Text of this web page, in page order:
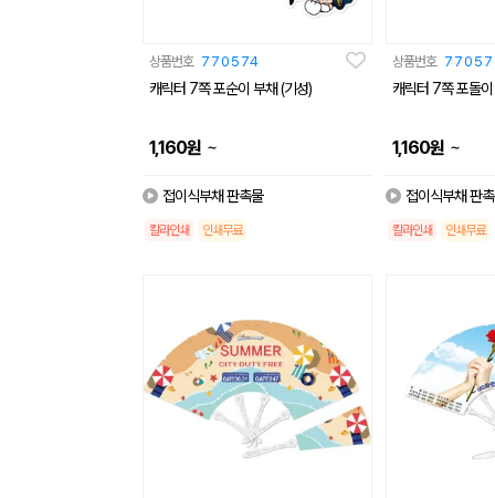
상품번호 770574
캐릭터 7쪽 포순이 부채 (기성)
1,160원 ~
접이식부채 판촉물
칼라인쇄 인쇄무료
상품번호
캐릭터 7쪽 포돌
1,160원 ~
접이식부채 판
칼라인쇄 인쇄무료